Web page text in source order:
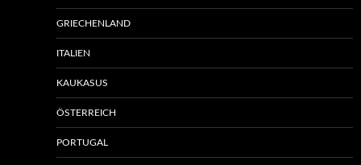
GRIECHENLAND
ITALIEN
KAUKASUS
ÖSTERREICH
PORTUGAL